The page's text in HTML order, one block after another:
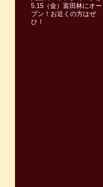
5.15（金）富田林にオー
プン！お近くの方はぜ
ひ！